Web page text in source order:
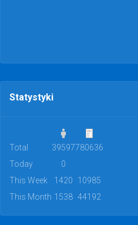
Statystyki
Total 39597780636
Today
0
This Week
1420
10985
This Month 1538 44192